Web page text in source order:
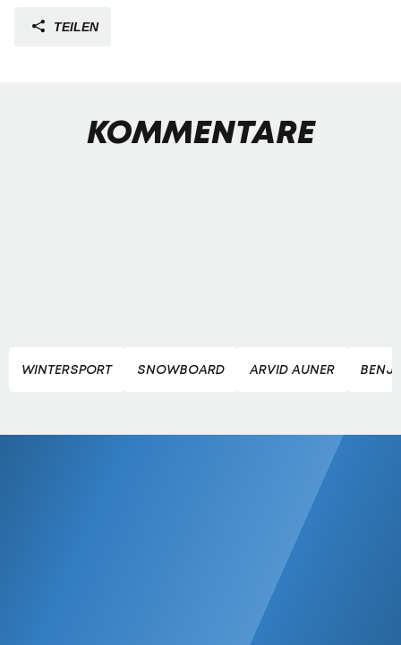
TEILEN
KOMMENTARE
WINTERSPORT SNOWBOARD ARVID AUNER